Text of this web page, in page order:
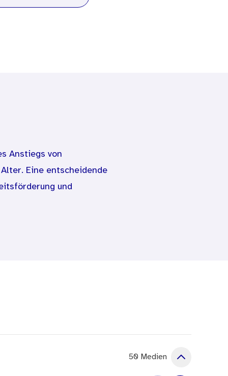
Anstiegs von
Eine entscheidende
und
und
Handlungsfeld.
stattfindet, hat die
(Difu) beauftragt,
jeweils Stichproben
Angebote in den
zielgerichteten
50 Medien